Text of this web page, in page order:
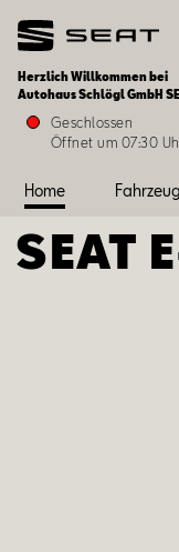
Herzlich Willkommen bei
Autohaus Schlögl GmbH
Geschlossen
Öffnet um 07:30
Home
Services
Home
SEAT